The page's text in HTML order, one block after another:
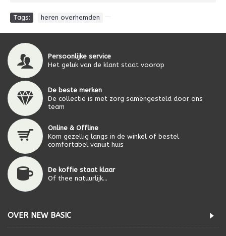
Tags: heren overhemden
Persoonlijke service
Het geluk van de klant staat voorop
De beste merken
De collectie is met zorg samengesteld door ons
team
Online & Offline
Kom gezellig langs in de winkel of bestel
comfortabel vanuit huis
De koffie staat klaar
Of thee natuurlijk...
OVER NEW BASIC